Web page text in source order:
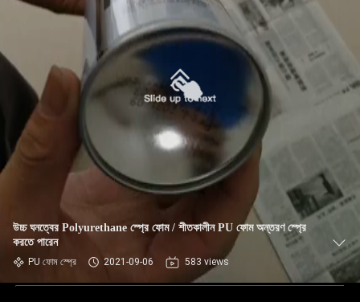
উচ্চ ঘনত্বের Polyurethane স্প্রে ফোম / শীতকালীন PU ফোম অন্তরণ স্প্রে
করতে পারেন
PU ফোম স্প্রে 2021-09-06 583 views